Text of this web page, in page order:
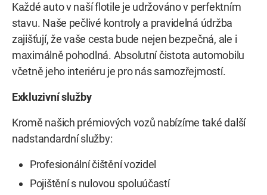
Každé auto v naší flotile je udržováno v perfektním
stavu. Naše pečlivé kontroly a pravidelná údržba
zajišťují, že vaše cesta bude nejen bezpečná, ale i
maximálně pohodlná. Absolutní čistota automobilu
včetně jeho interiéru je pro nás samozřejmostí.
Exkluzivní služby
Kromě našich prémiových vozů nabízíme také další
nadstandardní služby:
Profesionální čištění vozidel
Pojištění s nulovou spoluúčastí